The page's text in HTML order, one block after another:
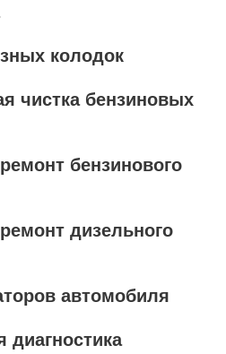
колодок
чистка бензиновых
бензинового
дизельного
автомобиля
диагностика